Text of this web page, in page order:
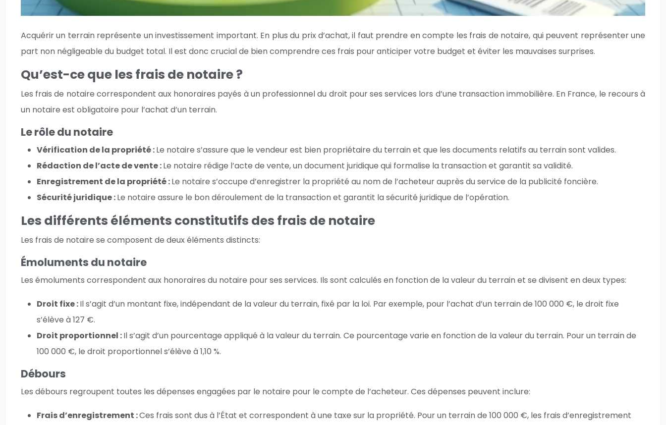
Acquérir un terrain représente un investissement important. En plus du prix d’achat, il faut prendre en compte les frais de notaire, qui peuvent représenter une
part non négligeable du budget total. Il est donc crucial de bien comprendre ces frais pour anticiper votre budget et éviter les mauvaises surprises.
Qu’est-ce que les frais de notaire ?
Les frais de notaire correspondent aux honoraires payés à un professionnel du droit pour ses services lors d’une transaction immobilière. En France, le recours à
un notaire est obligatoire pour l’achat d’un terrain.
Le rôle du notaire
Vérification de la propriété :Le notaire s’assure que le vendeur est bien propriétaire du terrain et que les documents relatifs au terrain sont valides.
Rédaction de l’acte de vente :Le notaire rédige l’acte de vente, un document juridique qui formalise la transaction et garantit sa validité.
Enregistrement de la propriété :Le notaire s’occupe d’enregistrer la propriété au nom de l’acheteur auprès du service de la publicité foncière.
Sécurité juridique :Le notaire assure le bon déroulement de la transaction et garantit la sécurité juridique de l’opération.
Les différents éléments constitutifs des frais de notaire
Les frais de notaire se composent de deux éléments distincts:
Émoluments du notaire
Les émoluments correspondent aux honoraires du notaire pour ses services. Ils sont calculés en fonction de la valeur du terrain et se divisent en deux types:
Droit fixe :Il s’agit d’un montant fixe, indépendant de la valeur du terrain, fixé par la loi. Par exemple, pour l’achat d’un terrain de 100 000 €, le droit fixe
s’élève à 127 €.
Droit proportionnel :Il s’agit d’un pourcentage appliqué à la valeur du terrain. Ce pourcentage varie en fonction de la valeur du terrain. Pour un terrain de
100 000 €, le droit proportionnel s’élève à 1,10 %.
Débours
Les débours regroupent toutes les dépenses engagées par le notaire pour le compte de l’acheteur. Ces dépenses peuvent inclure:
Frais d’enregistrement :Ces frais sont dus à l’État et correspondent à une taxe sur la propriété. Pour un terrain de 100 000 €, les frais d’enregistrement